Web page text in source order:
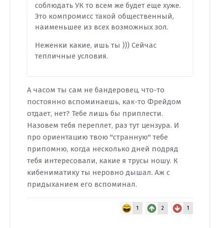
соблюдать УК то всем же будет еще хуже.
Это компромисс такой общественный,
наименьшее из всех возможных зол.
Неженки какие, ишь ты ))) Сейчас
тепличные условия.
А часом ты сам не бандеровец, что-то
постоянно вспоминаешь, как-то Фрейдом
отдает, нет? Тебе лишь бы приплести.
Назовем тебя переплет, раз тут цензура. И
про ориентацию твою "странную" тебе
припомню, когда несколько дней подряд
тебя интересовали, какие я трусы ношу. К
кибениматику ты неровно дышал. Аж с
придыханием его вспоминал.
1 2 1